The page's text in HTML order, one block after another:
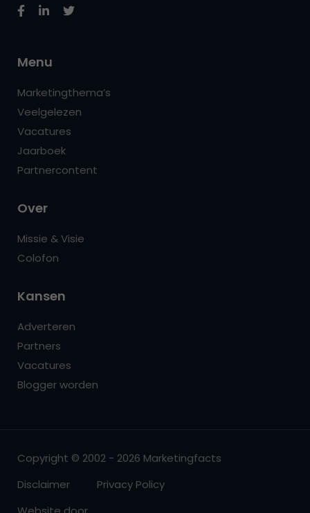
Menu
Marketingthema’s
Veelgelezen
Vacatures
Jaarboek
Partnercontent
Over
Missie & Visie
Colofon
Kansen
Adverteren
Partners
Vacatures
Blogger worden
Copyright © 2002 - 2026 Marketingfacts
Disclaimer
Privacy Policy